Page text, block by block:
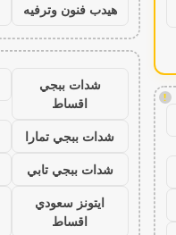
!
هيدب فنون وترفيه
شدات ببجي
اقساط
شدات ببجي تمارا
شدات ببجي تابي
ايتونز سعودي
اقساط